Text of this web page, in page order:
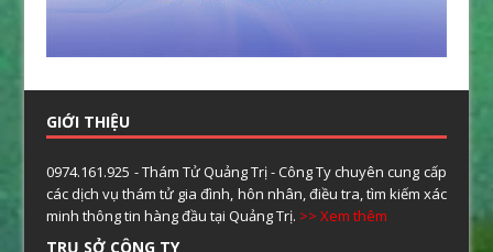
GIỚI THIỆU
0974.161.925 - Thám Tử Quảng Trị - Công Ty chuyên cung cấp
các dịch vụ thám tử gia đình, hôn nhân, điều tra, tìm kiếm xác
minh thông tin hàng đầu tại Quảng Trị. >> Xem thêm
TRỤ SỞ CÔNG TY